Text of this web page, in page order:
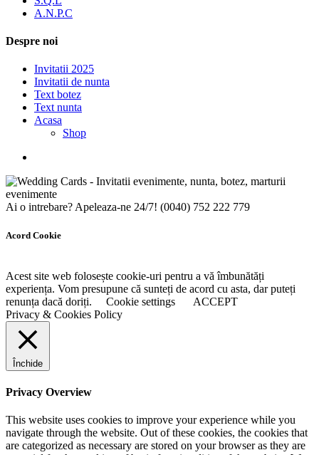
A.N.P.C
Despre noi
Invitatii 2025
Invitatii de nunta
Text botez
Text nunta
Acasa
Shop
Ai o intrebare? Apeleaza-ne 24/7! (0040) 752 222 779
Acord Cookie
Acest site web folosește cookie-uri pentru a vă îmbunătăți
experiența. Vom presupune că sunteți de acord cu asta, dar puteți
renunța dacă doriți.
Cookie settings
ACCEPT
Privacy & Cookies Policy
Închide
Privacy Overview
This website uses cookies to improve your experience while you
navigate through the website. Out of these cookies, the cookies that
are categorized as necessary are stored on your browser as they are